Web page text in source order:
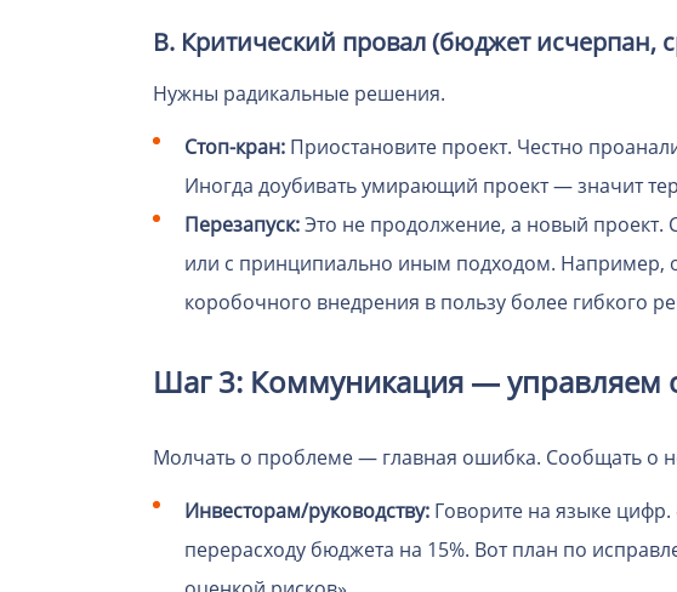
В. Критический провал (бюджет исчерпан,
Нужны радикальные решения.
Стоп-кран: Приостановите проект. Честно
Иногда доубивать умирающий проект — значит
Перезапуск:Это не продолжение, а новый
или с принципиально иным подходом. Например,
коробочного внедрения в пользу более гибкого
Шаг 3: Коммуникация — управляем
Молчать о проблеме — главная ошибка. Сообщать о
Инвесторам/руководству: Говорите на языке
перерасходу бюджета на 15%. Вот план по